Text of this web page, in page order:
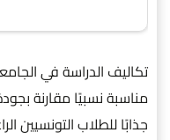
تكاليف الدراسة في
مناسبة نسبيًا مقارنة
جذابًا للطلاب التونسيين